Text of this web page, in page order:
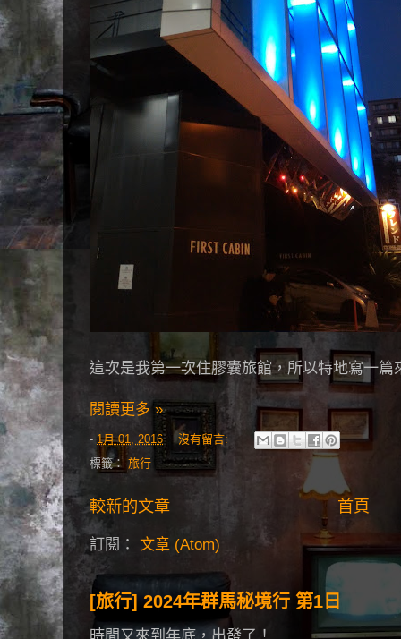
這次是我第一次住膠囊旅館，所以特地寫一篇
閱讀更多 »
- 1月 01, 2016
沒有留言:
標籤： 旅行
較新的文章 首頁
訂閱： 文章 (Atom)
[旅行] 2024年群馬秘境行 第1日